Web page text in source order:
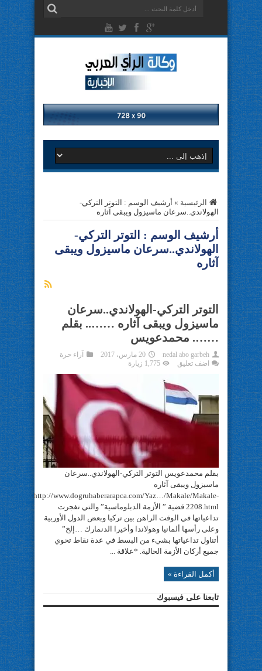
الرئيسية » أرشيف الوسم : التوتر التركي-
الهولاندي..سرعان ماسيزول ويبقى آثاره
أرشيف الوسم : التوتر التركي-
الهولاندي..سرعان ماسيزول ويبقى
آثاره
التوتر التركي-الهولاندي..سرعان
ماسيزول ويبقى آثاره …….. بقلم
……. محمدعويس
nedal abo garbeh 20 مارس، 2017
آراء حرة
اضف تعليق
1,775 زيارة
بقلم محمدعويس التوتر التركي-الهولاندي..سرعان
ماسيزول ويبقى آثاره
http://www.dogruhaberarapca.com/Yaz…/Makale/Makale-
2208.html قضية ” الأزمة الدبلوماسية” والتي تفجرت
تداعياتها في الوقت الراهن بين تركيا وبعض الدول الأوربية
وعلى رأسها ألمانيا وهولاندا وأخيرا الدنمارك …إلخ”
أتناول تداعياتها بشيء من البسط في عدة نقاط تحوي
جميع أركان الأزمة الحالية. *علاقة ...
أكمل القراءة »
تابعنا على فيسبوك